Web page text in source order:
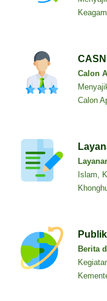
CASN
Calon
Calon
Islam,
Berita